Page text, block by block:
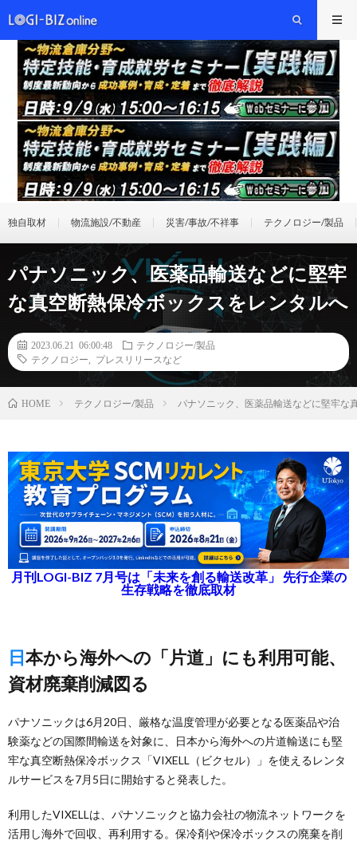
独自取材 物流施設/不動産 災害/事故/不祥事 テクノロジー/製品
パナソニック、医薬品輸送などに堅牢
な真空断熱保冷ボックスをレンタルへ
2023.06.21 06:00:48
テクノロジー/製品
テクノロジー
プレスリリースなど
HOME テクノロジー/製品 パナソニック、医薬品輸送などに堅牢な
月刊LOGI-BIZ 7月号は「未来を創る輸送改革」 先行企業の
生存戦略を徹底取材
日本から海外への「片道」にも利用可能、
資材廃棄削減図る
パナソニックは6月20日、厳格な温度管理が必要となる医薬品や治
験薬などの国際間輸送を対象に、日本から海外への片道輸送にも堅
牢な真空断熱保冷ボックス「VIXELL（ビクセル）」を使えるレンタ
ルサービスを7月5日に開始すると発表した。
利用したVIXELLは、パナソニックと協力会社の物流ネットワークを
活用し海外で回収、再利用する。保冷剤や保冷ボックスの廃棄を削